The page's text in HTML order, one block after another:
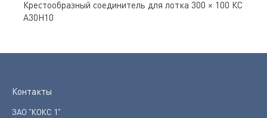
Крестообразный соединитель для лотка 300 × 100 КС
А30Н10
Контакты
ЗАО "КОКС 1"